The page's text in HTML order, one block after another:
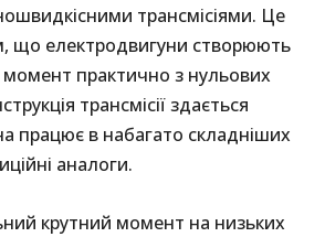
трансмісіями. Це
що електродвигуни створюють
практично з нульових
трансмісії здається
працює в набагато складніших
аналоги.
крутний момент на низьких